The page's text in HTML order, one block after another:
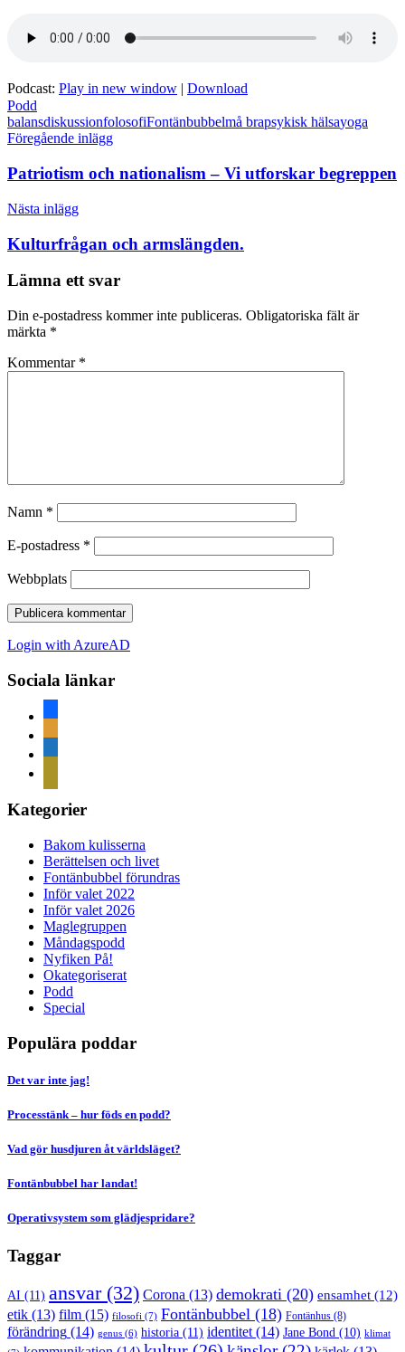
Podcast: Play in new window | Download
Podd
balansdiskussionfolosofiFontänbubbelmå brapsykisk hälsayoga
Inläggsnavigering
Föregående inlägg
Patriotism och nationalism – Vi utforskar begreppen
Nästa inlägg
Kulturfrågan och armslängden.
Lämna ett svar
Din e-postadress kommer inte publiceras. Obligatoriska fält är
märkta *
Kommentar *
Namn *
E-postadress *
Webbplats
Login with AzureAD
Sociala länkar
Kategorier
Bakom kulisserna
Berättelsen och livet
Fontänbubbel förundras
Inför valet 2022
Inför valet 2026
Maglegruppen
Måndagspodd
Nyfiken På!
Okategoriserat
Podd
Special
Populära poddar
Det var inte jag!
Processtänk – hur föds en podd?
Vad gör husdjuren åt världsläget?
Fontänbubbel har landat!
Operativsystem som glädjespridare?
Taggar
AI (11) ansvar(32) Corona (13) demokrati (20) ensamhet (12)
etik (13) film (15) filosofi (7) Fontänbubbel (18) Fontänhus (8)
förändring (14) genus (6) historia (11) identitet (14) Jane Bond (10) klimat